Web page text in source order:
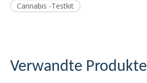
Cannabis -Testkit
Verwandte Produkte